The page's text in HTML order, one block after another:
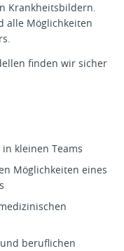
Krankheitsbildern.
alle Möglichkeiten
finden wir sicher
kleinen Teams
Möglichkeiten eines
beruflichen